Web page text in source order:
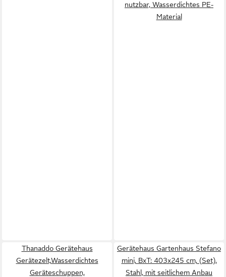
nutzbar, Wasserdichtes PE-
Material
Thanaddo Gerätehaus
Gerätezelt,Wasserdichtes
Geräteschuppen,
Gerätehaus Gartenhaus Stefano
mini, BxT: 403x245 cm, (Set),
Stahl, mit seitlichem Anbau